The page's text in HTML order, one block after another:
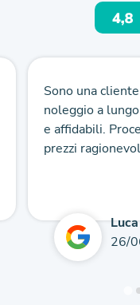
Sono una
noleggio a
e affidabili.
prezzi
Luca
26/